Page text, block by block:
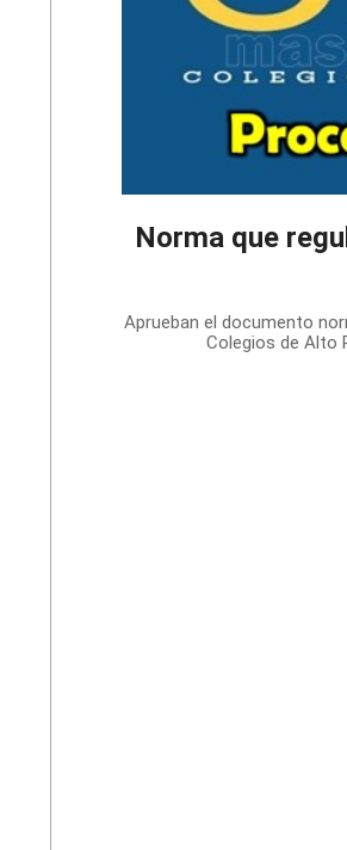
Norma que
01-
Aprueban el documento
Colegios de Alto